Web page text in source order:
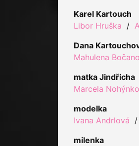
Karel Kartouch
Libor Hruška /
Dana
Mahulena
matka Jindřicha
Marcela
modelka
Ivana Andrlová /
milenka